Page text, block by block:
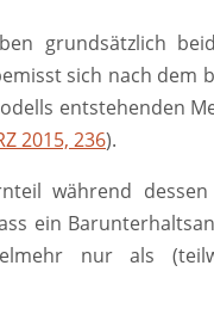
grundsätzlich
sich nach dem
entstehenden
2015, 236).
während dessen
ein
nur als